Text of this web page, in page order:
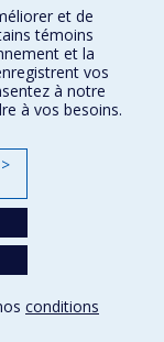
et de
témoins
et la
vos
à notre
à vos besoins.
>
conditions